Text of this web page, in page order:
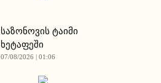
საზონოვის ტაიმი
ხეტაფეში
07/08/2026 | 01:06